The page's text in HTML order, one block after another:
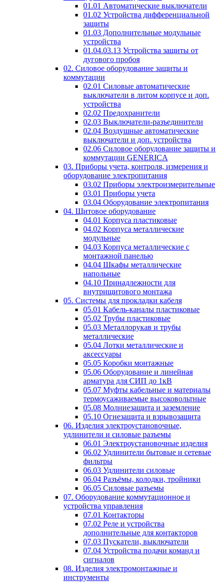
01.01 Автоматические выключатели
01.02 Устройства дифференциальной
защиты
01.03 Дополнительные модульные
устройства
01.04.03.13 Устройства защиты от
дугового пробоя
02. Силовое оборудование защиты и
коммутации
02.01 Силовые автоматические
выключатели в литом корпусе и доп.
устройства
02.02 Предохранители
02.03 Выключатели-разъединители
02.04 Воздушные автоматические
выключатели и доп. устройства
02.06 Силовое оборудование защиты и
коммутации GENERICA
03. Приборы учета, контроля, измерения и
оборудование электропитания
03.02 Приборы электроизмерительные
03.01 Приборы учета
03.04 Оборудование электропитания
04. Щитовое оборудование
04.01 Корпуса пластиковые
04.02 Корпуса металлические
модульные
04.03 Корпуса металлические с
монтажной панелью
04.04 Шкафы металлические
напольные
04.10 Принадлежности для
внутрищитового монтажа
05. Системы для прокладки кабеля
05.01 Кабель-каналы пластиковые
05.02 Трубы пластиковые
05.03 Металлорукав и трубы
металлические
05.04 Лотки металлические и
аксессуары
05.05 Коробки монтажные
05.06 Оборудование и линейная
арматура для СИП до 1кВ
05.07 Муфты кабельные и материалы
термоусаживаемые высоковольтные
05.08 Молниезащита и заземление
05.10 Огнезащита и взрывозащита
06. Изделия электроустановочные,
удлинители и силовые разъемы
06.01 Электроустановочные изделия
06.02 Удлинители бытовые и сетевые
фильтры
06.03 Удлинители силовые
06.04 Разъёмы, колодки, тройники
06.05 Силовые разъемы
07. Оборудование коммутационное и
устройства управления
07.01 Контакторы
07.02 Реле и устройства
дополнительные для контакторов
07.03 Пускатели, выключатели
07.04 Устройства подачи команд и
сигналов
08. Изделия электромонтажные и
инструменты